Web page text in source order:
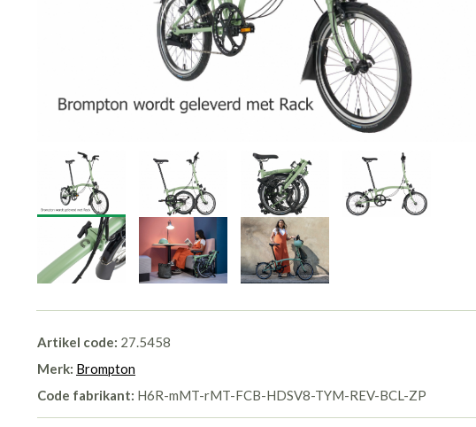
Artikel code: 27.5458
Merk: Brompton
Code fabrikant: H6R-mMT-rMT-FCB-HDSV8-TYM-REV-BCL-ZP